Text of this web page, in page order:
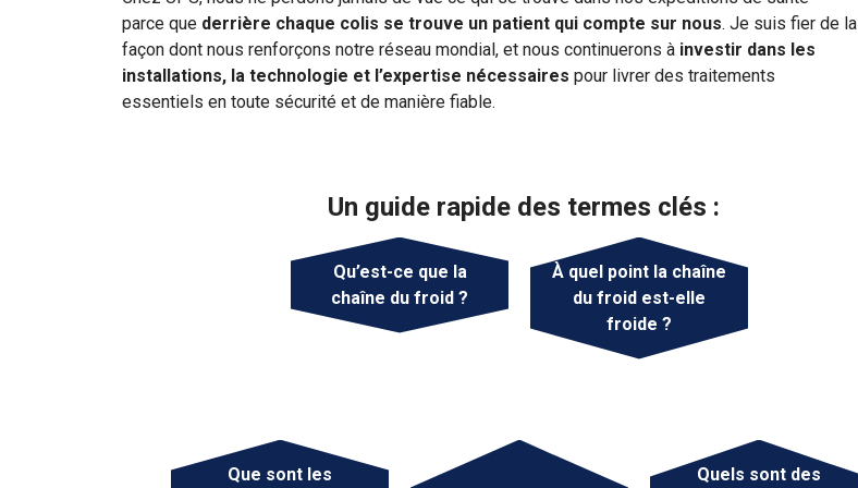
parce que derrière chaque colis se trouve un patient qui compte sur nous. Je suis fier de la
façon dont nous renforçons notre réseau mondial, et nous continuerons à investir dans les
installations, la technologie et l’expertise nécessaires pour livrer des traitements
essentiels en toute sécurité et de manière fiable.
Un guide rapide des termes clés :
Qu’est-ce que la
chaîne du froid ?
À quel point la chaîne
du froid est-elle
froide ?
Que sont les
Quels sont des